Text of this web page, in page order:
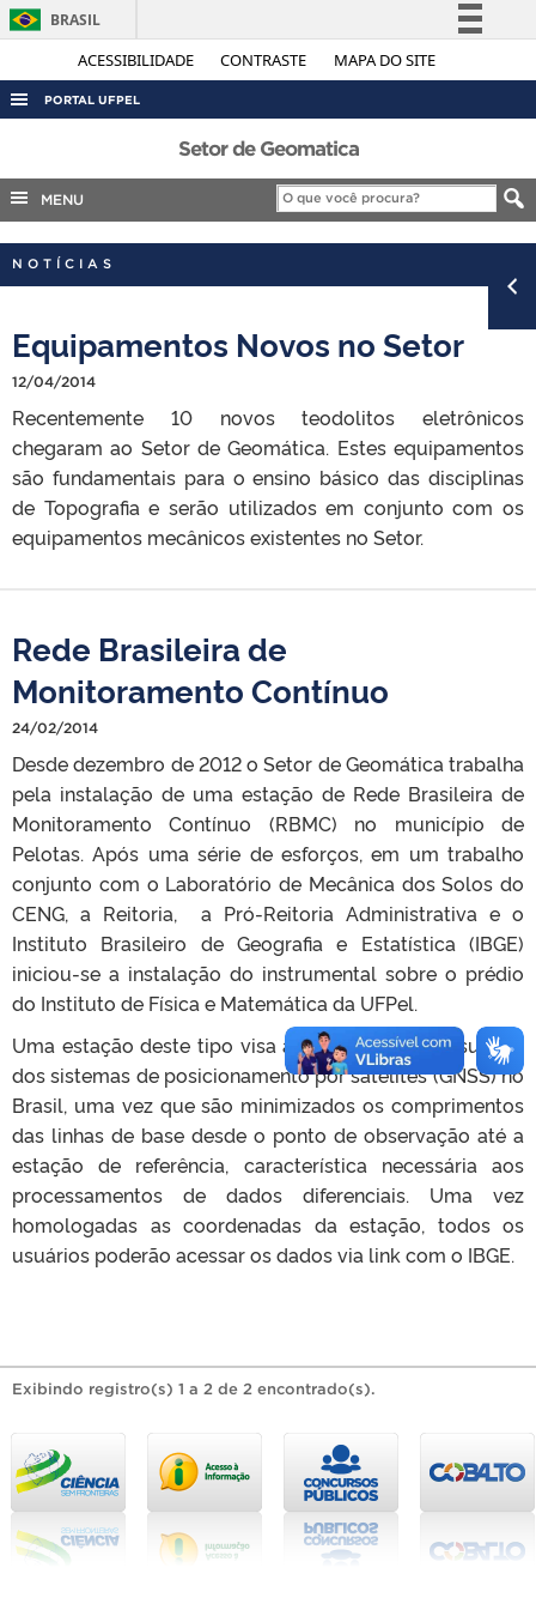
ACESSIBILIDADE CONTRASTE MAPA DO SITE
BRASIL
Simplifique!
Legislação
PORTAL UFPEL
ACESSO À INFORMAÇÃO
AUDITORIA
COBALTO
CONCURSOS
INTERNACIONAL
OUVIDORIA
PORTARIAS
Setor de Geomatica
MENU
NOTÍCIAS
Equipamentos Novos no Setor
12/04/2014
Recentemente 10 novos teodolitos eletrônicos
chegaram ao Setor de Geomática. Estes equipamentos
são fundamentais para o ensino básico das disciplinas
de Topografia e serão utilizados em conjunto com os
equipamentos mecânicos existentes no Setor.
Rede Brasileira de
Monitoramento Contínuo
24/02/2014
Desde dezembro de 2012 o Setor de Geomática trabalha
pela instalação de uma estação de Rede Brasileira de
Monitoramento Contínuo (RBMC) no município de
Pelotas. Após uma série de esforços, em um trabalho
conjunto com o Laboratório de Mecânica dos Solos do
CENG, a Reitoria, a Pró-Reitoria Administrativa e o
Instituto Brasileiro de Geografia e Estatística (IBGE)
iniciou-se a instalação do instrumental sobre o prédio
do Instituto de Física e Matemática da UFPel.
Uma estação deste tipo visa atender todos os usuários
dos sistemas de posicionamento por satélites (GNSS) no
Brasil, uma vez que são minimizados os comprimentos
das linhas de base desde o ponto de observação até a
estação de referência, característica necessária aos
processamentos de dados diferenciais. Uma vez
homologadas as coordenadas da estação, todos os
usuários poderão acessar os dados via link com o IBGE.
Exibindo registro(s) 1 a 2 de 2 encontrado(s).